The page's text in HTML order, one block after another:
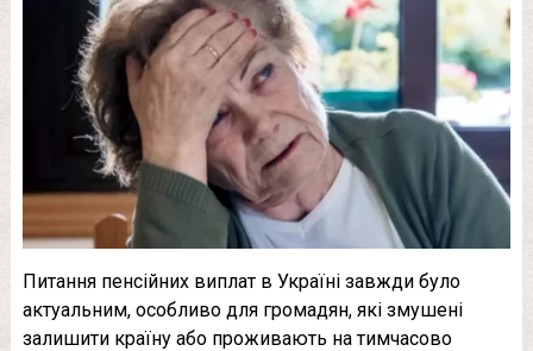
Питання пенсійних виплат в Україні завжди було
актуальним, особливо для громадян, які змушені
залишити країну або проживають на тимчасово